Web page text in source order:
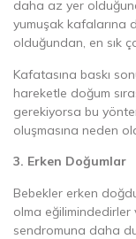
daha az yer
yumuşak kafalarına
olduğundan, en sık
Kafatasına baskı
hareketle doğum
gerekiyorsa bu
oluşmasına neden
3. Erken Doğumlar
Bebekler erken
olma
sendromuna daha